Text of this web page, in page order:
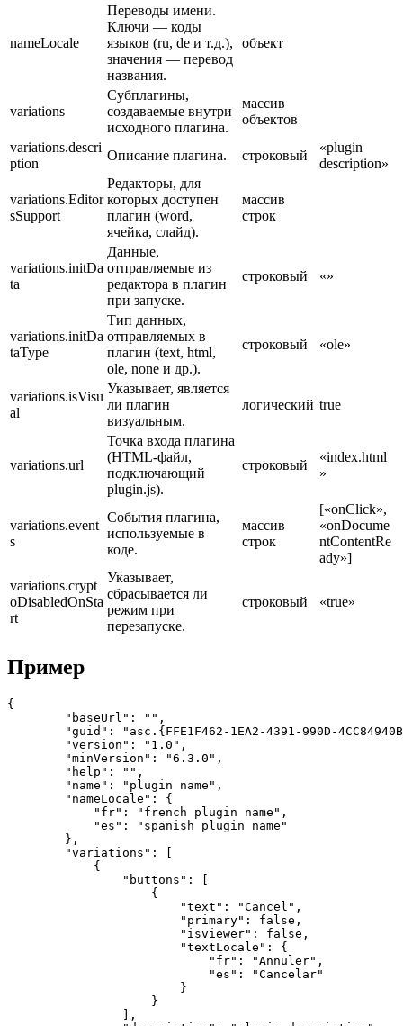
nameLocale
Переводы имени.
Ключи — коды
языков (ru, de и т.д.),
значения — перевод
названия.
объект
variations
Субплагины,
создаваемые внутри
исходного плагина.
массив
объектов
variations.descri
ption
Описание плагина. строковый
«plugin
description»
variations.Editor
sSupport
Редакторы, для
которых доступен
плагин (word,
ячейка, слайд).
массив
строк
variations.initDa
ta
Данные,
отправляемые из
редактора в плагин
при запуске.
строковый «»
variations.initDa
taType
Тип данных,
отправляемых в
плагин (text, html,
ole, none и др.).
строковый «ole»
variations.isVisu
al
Указывает, является
ли плагин
визуальным.
логический true
variations.url
Точка входа плагина
(HTML-файл,
подключающий
plugin.js).
строковый
«index.html
»
variations.event
s
События плагина,
используемые в
коде.
массив
строк
[«onClick»,
«onDocume
ntContentRe
ady»]
variations.crypt
oDisabledOnSta
rt
Указывает,
сбрасывается ли
режим при
перезапуске.
строковый «true»
Пример
{
        "baseUrl": "",
"guid": "asc.{FFE1F462-1EA2-4391-990D-
        "version": "1.0",
        "minVersion": "6.3.0",
        "help": "",
        "name": "plugin name",
        "nameLocale": {
            "fr": "french plugin name",
            "es": "spanish plugin name"
        },
        "variations": [
            {
                "buttons": [
                    {
                        "text": "Cancel",
                        "primary": false,
                        "isviewer": false,
                        "textLocale": {
                            "fr": "Annuler",
                            "es": "Cancelar"
                        }
                    }
                ],